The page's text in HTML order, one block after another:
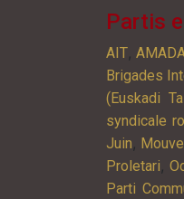
Partis
AIT,
Brigades
(Euskadi
syndicale
Juin,
Proletari,
Parti